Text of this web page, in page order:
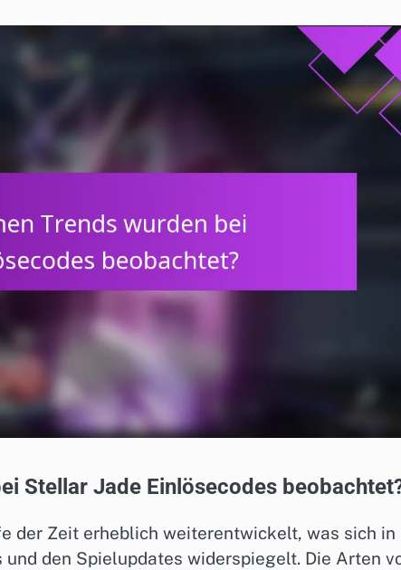
Stellar Jade Einlösecodes
der Zeit erheblich weiterentwickelt, was sich in
den Spielupdates widerspiegelt. Die Arten